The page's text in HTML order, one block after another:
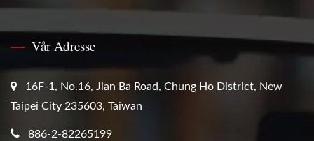
Vår Adresse
16F-1, No.16, Jian Ba Road, Chung Ho District, New
Taipei City 235603, Taiwan
886-2-82265199